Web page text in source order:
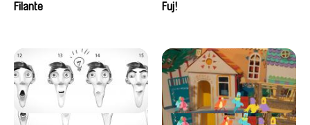
Filante
Fuj!